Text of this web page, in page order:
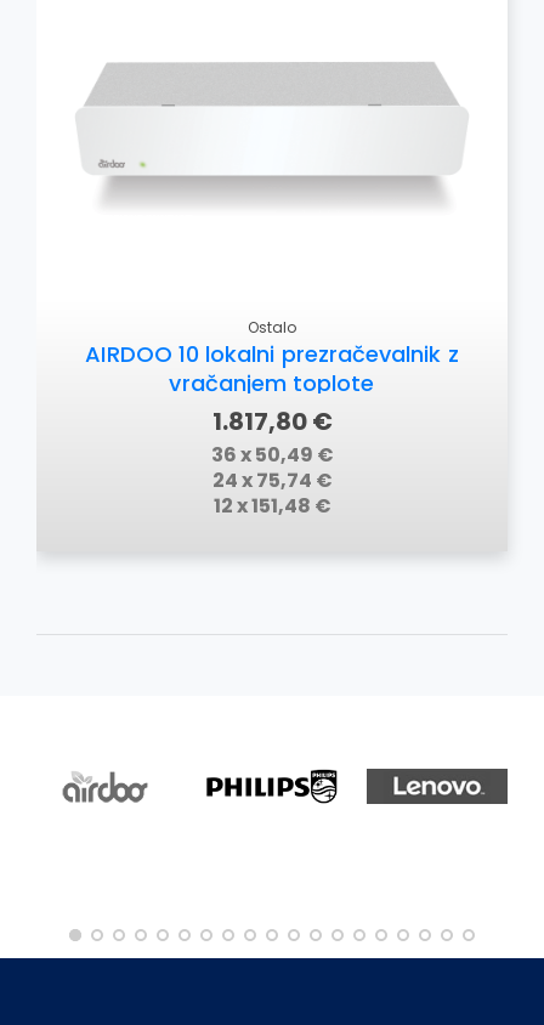
Ostalo
AIRDOO 10 lokalni prezračevalnik z
vračanjem toplote
1.817,80 €
36 x 50,49 €
24 x 75,74 €
12 x 151,48 €